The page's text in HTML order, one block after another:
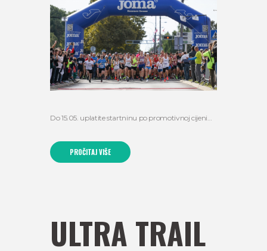
Do 15.05. uplatite startninu po promotivnoj cijeni…
PROČITAJ VIŠE
ULTRA TRAIL